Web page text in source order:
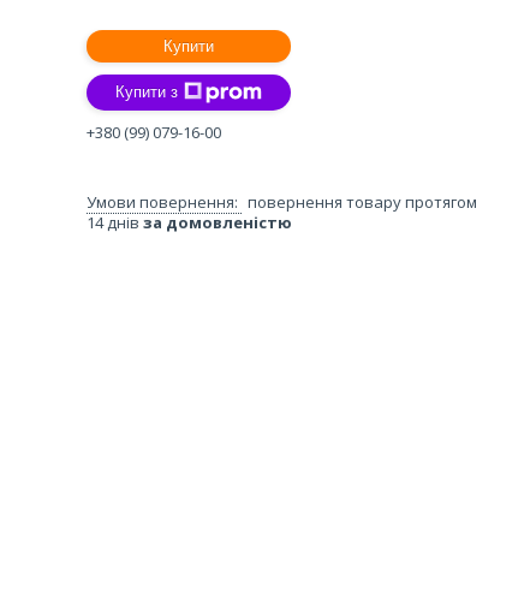
Купити
Купити з
+380 (99) 079-16-00
повернення товару протягом
14 днів за домовленістю